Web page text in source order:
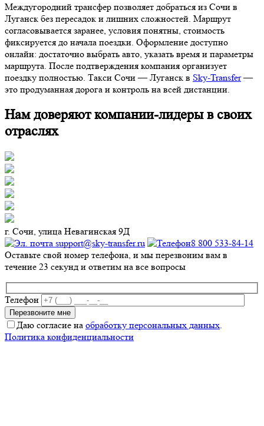
Междугородний трансфер позволяет добраться из Сочи в
Луганск без пересадок и лишних сложностей. Маршрут
согласовывается заранее, условия понятны, стоимость
фиксируется до начала поездки. Оформление доступно
онлайн: достаточно выбрать авто, указать время и параметры
маршрута. После подтверждения компания организует
поездку полностью. Такси Сочи — Луганск в Sky-Transfer—
это продуманная дорога и контроль на всей дистанции.
Нам доверяют компании-лидеры в своих
отраслях
г. Сочи, улица Невагинская 9Д
support@sky-transfer.ru
8 800 533-84-14
Оставьте свой номер телефона, и мы перезвоним вам в
течение 23 секунд и ответим на все вопросы
Телефон
Даю согласие на обработку персональных данных.
Политика конфиденциальности